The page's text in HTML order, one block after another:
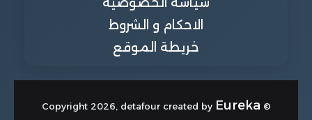
الاحكام و الشروط
خريطة الموقع
© Copyright 2026, detafour created by
Eureka